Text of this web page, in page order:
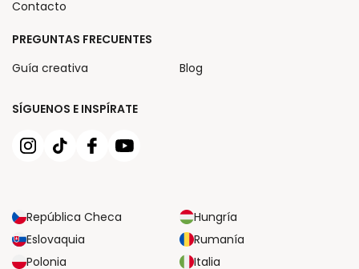
SÍGUENOS E INSPÍRATE
República Checa
Hungría
Eslovaquia
Rumanía
Polonia
Italia
Contacto
PREGUNTAS FRECUENTES
Guía creativa
Blog